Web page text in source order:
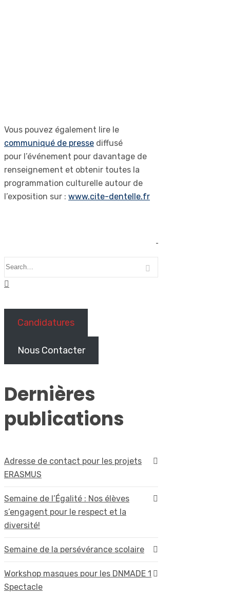
Vous pouvez également lire le
communiqué de presse diffusé
pour l’événement pour davantage de
renseignement et obtenir toutes la
programmation culturelle autour de
l’exposition sur : www.cite-dentelle.fr
Candidatures
Nous Contacter
Dernières
publications
Adresse de contact pour les projets
ERASMUS
Semaine de l’Égalité : Nos élèves
s’engagent pour le respect et la
diversité!
Semaine de la persévérance scolaire
Workshop masques pour les DNMADE 1
Spectacle